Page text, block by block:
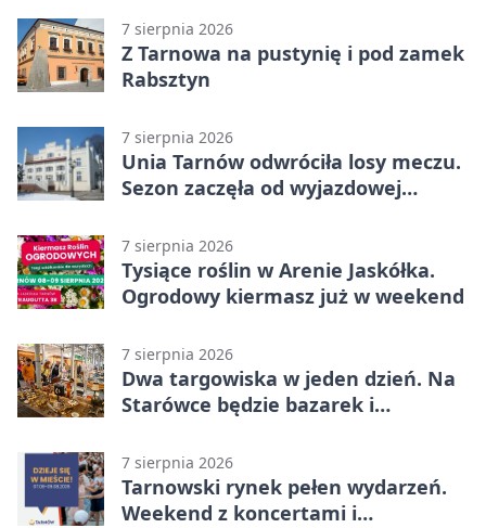
7 sierpnia 2026
Z Tarnowa na pustynię i pod zamek
Rabsztyn
7 sierpnia 2026
Unia Tarnów odwróciła losy meczu.
Sezon zaczęła od wyjazdowej
7 sierpnia 2026
Tysiące roślin w Arenie Jaskółka.
Ogrodowy kiermasz już w weekend
7 sierpnia 2026
Dwa targowiska w jeden dzień. Na
Starówce będzie bazarek i
7 sierpnia 2026
Tarnowski rynek pełen wydarzeń.
Weekend z koncertami i